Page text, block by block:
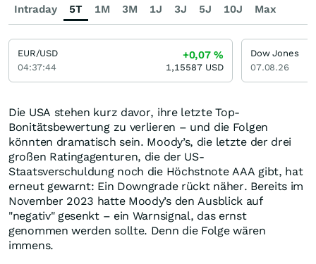
Die USA stehen kurz davor, ihre letzte Top-
Bonitätsbewertung zu verlieren – und die Folgen
könnten dramatisch sein. Moody’s, die letzte der drei
großen Ratingagenturen, die der US-
Staatsverschuldung noch die Höchstnote AAA gibt, hat
erneut gewarnt: Ein Downgrade rückt näher. Bereits im
November 2023 hatte Moody’s den Ausblick auf
"negativ" gesenkt – ein Warnsignal, das ernst
genommen werden sollte. Denn die Folge wären
immens.
Intraday 5T 1M 3M 1J 3J 5J 10J Max
EUR/USD
04:37:44
+0,07%
1,15587 USD
Dow Jones
07.08.26